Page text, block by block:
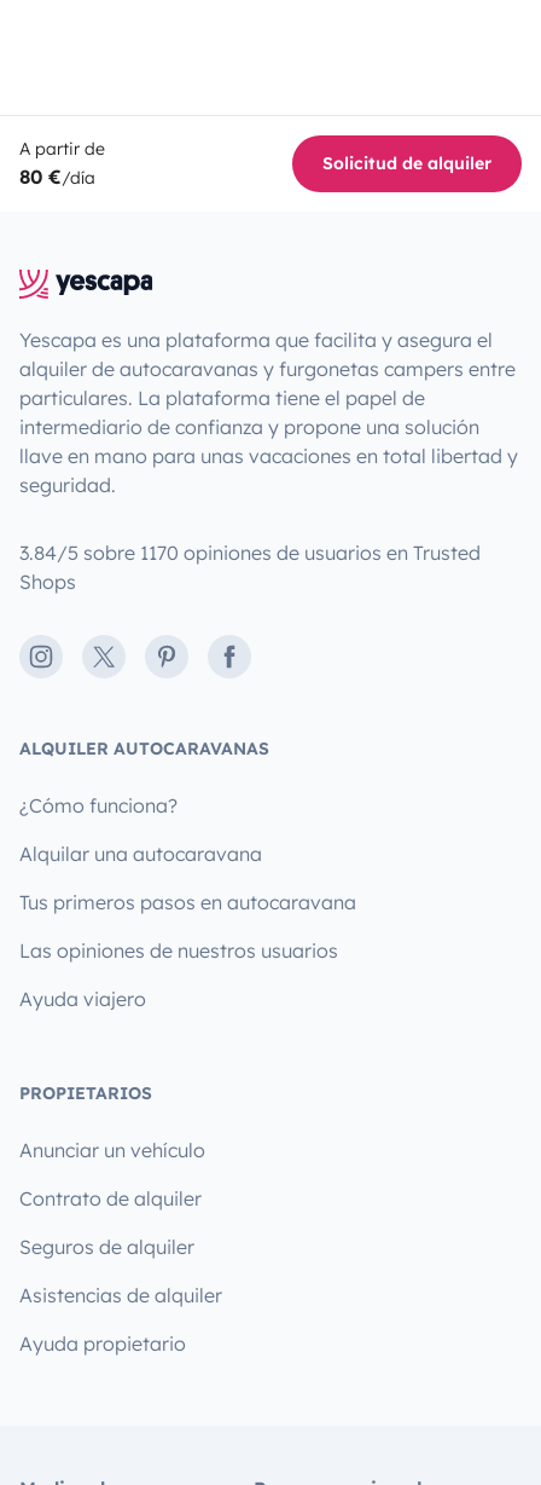
A partir de
80 €/día
Solicitud de alquiler
Yescapa es una plataforma que facilita y asegura el
alquiler de autocaravanas y furgonetas campers entre
particulares. La plataforma tiene el papel de
intermediario de confianza y propone una solución
llave en mano para unas vacaciones en total libertad y
seguridad.
3.84/5 sobre 1170 opiniones de usuarios en Trusted
Shops
Instagram
X PinterestFacebook
ALQUILER AUTOCARAVANAS
¿Cómo funciona?
Alquilar una autocaravana
Tus primeros pasos en autocaravana
Las opiniones de nuestros usuarios
Ayuda viajero
PROPIETARIOS
Anunciar un vehículo
Contrato de alquiler
Seguros de alquiler
Asistencias de alquiler
Ayuda propietario